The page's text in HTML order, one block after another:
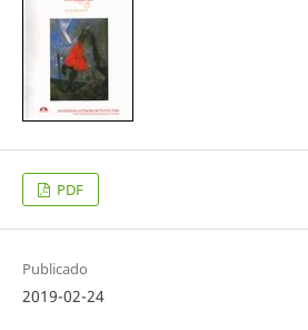
PDF
Publicado
2019-02-24